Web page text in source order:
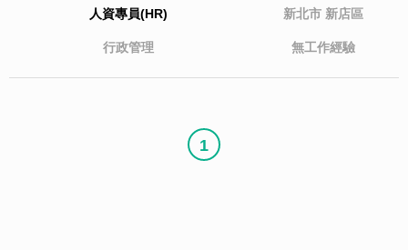
人資專員(HR) 新北市 新店區
行政管理 無工作經驗
1